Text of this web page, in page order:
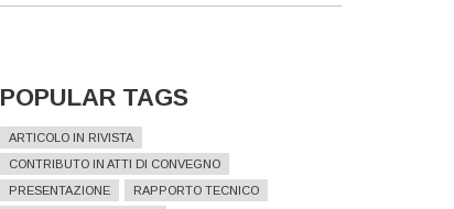
POPULAR TAGS
ARTICOLO IN RIVISTA
CONTRIBUTO IN ATTI DI CONVEGNO
PRESENTAZIONE
RAPPORTO TECNICO